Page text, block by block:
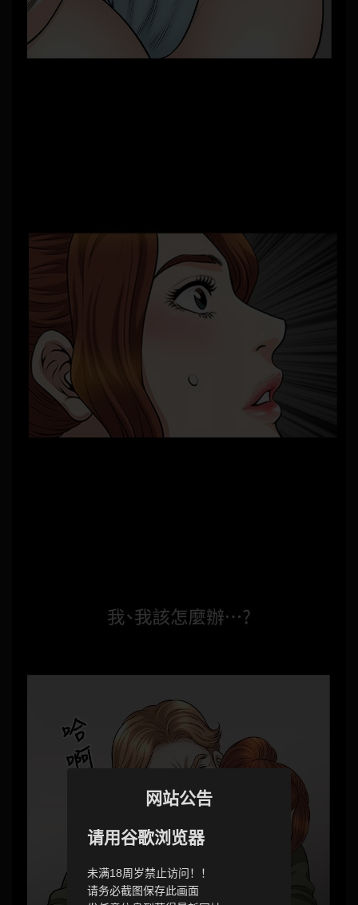
网站公告
请用谷歌浏览器
未满18周岁禁止访问！！
请务必截图保存此画面